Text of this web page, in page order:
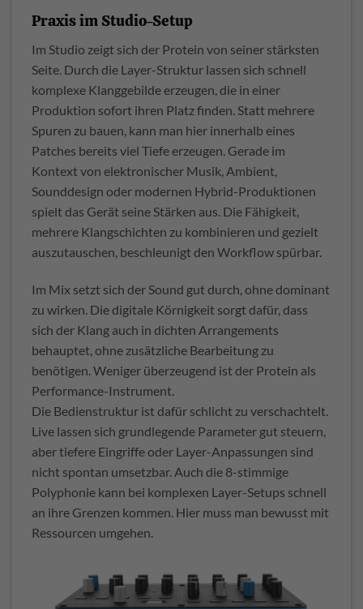
Praxis im Studio-Setup
Im Studio zeigt sich der Protein von seiner stärksten
Seite. Durch die Layer-Struktur lassen sich schnell
komplexe Klanggebilde erzeugen, die in einer
Produktion sofort ihren Platz finden. Statt mehrere
Spuren zu bauen, kann man hier innerhalb eines
Patches bereits viel Tiefe erzeugen. Gerade im
Kontext von elektronischer Musik, Ambient,
Sounddesign oder modernen Hybrid-Produktionen
spielt das Gerät seine Stärken aus. Die Fähigkeit,
mehrere Klangschichten zu kombinieren und gezielt
auszutauschen, beschleunigt den Workflow spürbar.
Im Mix setzt sich der Sound gut durch, ohne dominant
zu wirken. Die digitale Körnigkeit sorgt dafür, dass
sich der Klang auch in dichten Arrangements
behauptet, ohne zusätzliche Bearbeitung zu
benötigen. Weniger überzeugend ist der Protein als
Performance-Instrument.
Die Bedienstruktur ist dafür schlicht zu verschachtelt.
Live lassen sich grundlegende Parameter gut steuern,
aber tiefere Eingriffe oder Layer-Anpassungen sind
nicht spontan umsetzbar. Auch die 8-stimmige
Polyphonie kann bei komplexen Layer-Setups schnell
an ihre Grenzen kommen. Hier muss man bewusst mit
Ressourcen umgehen.